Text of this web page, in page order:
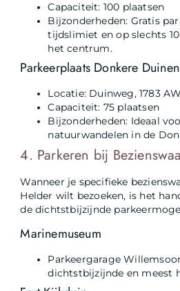
Capaciteit: 100 plaatsen
Bijzonderheden: Gratis
tijdslimiet en op slechts
het centrum.
Parkeerplaats Donkere Duinen
Locatie: Duinweg, 1783
Capaciteit: 75 plaatsen
Bijzonderheden: Ideaal
natuurwandelen in de
4. Parkeren bij
Wanneer je specifieke
Helder wilt bezoeken, is het
de dichtstbijzijnde
Marinemuseum
Parkeergarage
dichtstbijzijnde en meest